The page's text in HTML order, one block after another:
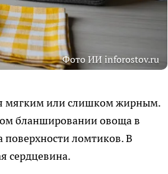
Фото ИИ inforostov.ru
мягким или слишком жирным.
бланшировании овоща в
поверхности ломтиков. В
сердцевина.